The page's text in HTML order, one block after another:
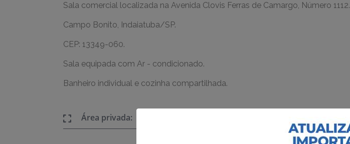
Sala comercial localizada na Avenida Clovis Ferras de Camargo, Número 1112.
Campo Bonito, Indaiatuba/SP.
CEP: 13349-060.
Sala equipada com Ar - condicionado.
Banheiro individual e cozinha compartilhada.
Área privada: